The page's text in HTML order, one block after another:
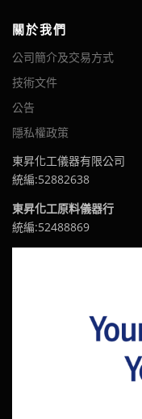
關於我們
公司簡介及交易方式
技術文件
公告
隱私權政策
東昇化工儀器有限公司
統編:52882638
東昇化工原料儀器行
統編:52488869